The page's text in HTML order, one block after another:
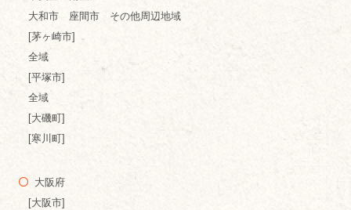
大和市 座間市 その他周辺地域
[茅ヶ崎市]
全域
[平塚市]
全域
[大磯町]
[寒川町]
大阪府
[大阪市]